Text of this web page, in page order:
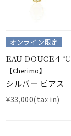
オンライン限定
EAU DOUCE４℃
【Cherimo】
シルバー ピアス
¥33,000(tax in)